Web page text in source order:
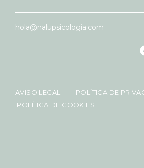
hola@nalupsicologia.com
AVISO LEGAL
POLÍTICA DE
POLÍTICA DE COOKIES